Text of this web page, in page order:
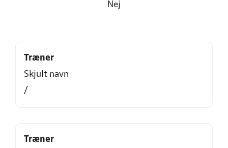
Nej
Træner
Skjult navn
/
Træner